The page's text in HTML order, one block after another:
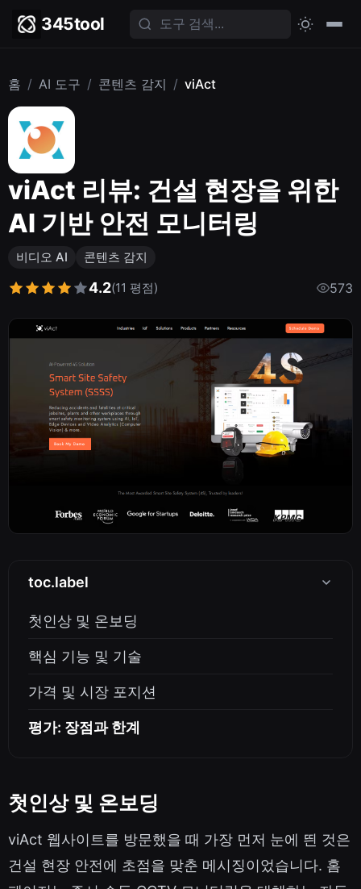
345tool
홈 / AI 도구 / 콘텐츠 감지 / viAct
viAct 리뷰: 건설 현장을 위한
AI 기반 안전 모니터링
비디오 AI 콘텐츠 감지
4.2(11 평점) 573
toc.label
첫인상 및 온보딩
핵심 기능 및 기술
가격 및 시장 포지션
평가: 장점과 한계
첫인상 및 온보딩
viAct 웹사이트를 방문했을 때 가장 먼저 눈에 띈 것은
건설 현장 안전에 초점을 맞춘 메시징이었습니다. 홈